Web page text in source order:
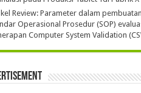
Review: Parameter dalam pembuatan
Operasional Prosedur (SOP)
Computer System Validation